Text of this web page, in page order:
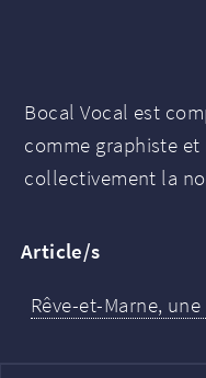
Bocal Vocal est
comme graphiste
collectivement la
Article/s
Rêve-et-Marne,